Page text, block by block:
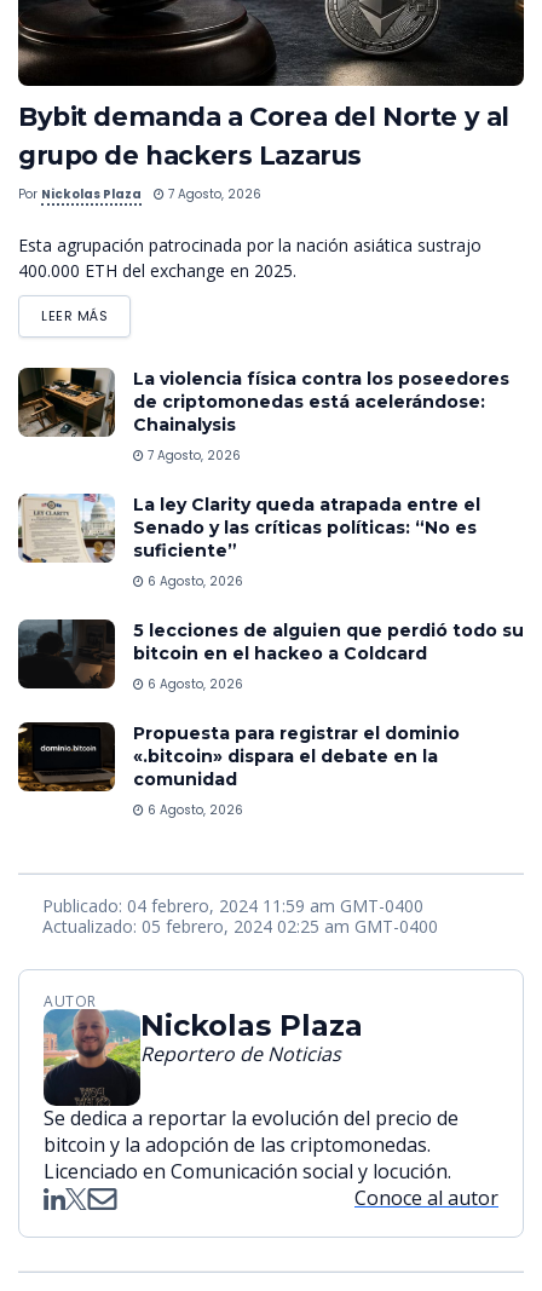
Bybit demanda a Corea del Norte y al
grupo de hackers Lazarus
Por Nickolas Plaza 7 Agosto, 2026
Esta agrupación patrocinada por la nación asiática sustrajo
400.000 ETH del exchange en 2025.
LEER MÁS
La violencia física contra los poseedores
de criptomonedas está acelerándose:
Chainalysis
7 Agosto, 2026
La ley Clarity queda atrapada entre el
Senado y las críticas políticas: “No es
suficiente”
6 Agosto, 2026
5 lecciones de alguien que perdió todo su
bitcoin en el hackeo a Coldcard
6 Agosto, 2026
Propuesta para registrar el dominio
«.bitcoin» dispara el debate en la
comunidad
6 Agosto, 2026
Publicado: 04 febrero, 2024 11:59 am GMT-0400
Actualizado: 05 febrero, 2024 02:25 am GMT-0400
AUTOR
Nickolas Plaza
Reportero de Noticias
Se dedica a reportar la evolución del precio de
bitcoin y la adopción de las criptomonedas.
Licenciado en Comunicación social y locución.
Conoce al autor